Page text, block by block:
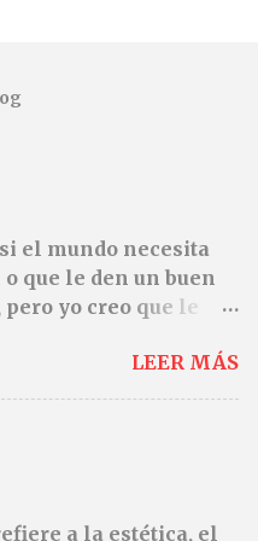
el mundo necesita
que le den un buen
pero yo creo que le
Ni de Cisjordania
LEER MÁS
a la estética, el